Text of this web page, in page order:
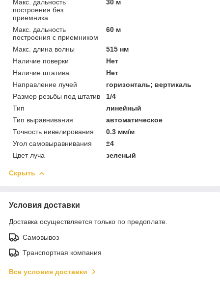
Макс. дальность
построения без
приемника
30 м
Макс. дальность
построения с приемником
60 м
Макс. длина волны
515 нм
Наличие поверки
Нет
Наличие штатива
Нет
Направление лучей
горизонталь; вертикаль
Размер резьбы под штатив
1/4
Тип
линейный
Тип выравнивания
автоматическое
Точность нивелирования
0.3 мм/м
Угол самовыравнивания
±4
Цвет луча
зеленый
Скрыть
Условия доставки
Доставка осуществляется только по предоплате.
Самовывоз
Транспортная компания
Все условия доставки